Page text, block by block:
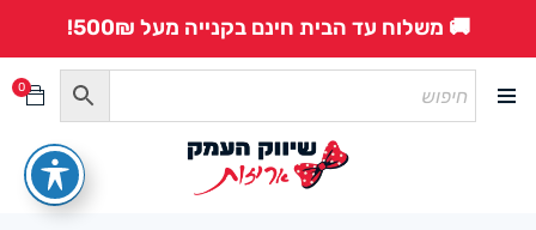
🚚 משלוח עד הבית חינם בקנייה מעל 500₪!
0